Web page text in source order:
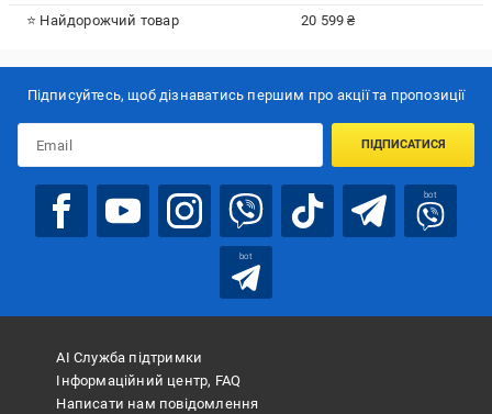
⭐ Найдорожчий товар 20 599 ₴
Підписуйтесь, щоб дізнаватись першим про акції та пропозиції
ПІДПИСАТИСЯ
bot
bot
АІ Служба підтримки
Інформаційний центр, FAQ
Написати нам повідомлення